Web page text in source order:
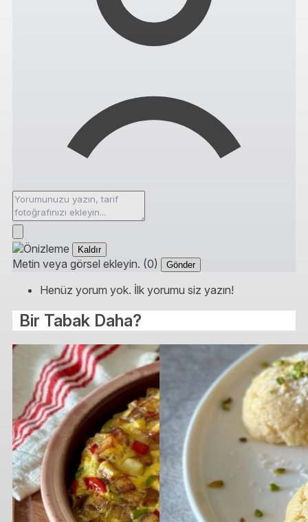
Kaldır
Metin veya görsel ekleyin. (0) Gönder
Henüz yorum yok. İlk yorumu siz yazın!
Bir Tabak Daha?